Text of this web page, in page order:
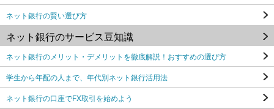
ネット銀行の賢い選び方
ネット銀行のサービス豆知識
ネット銀行のメリット・デメリットを徹底解説！おすすめの選び方
学生から年配の人まで、年代別ネット銀行活用法
ネット銀行の口座でFX取引を始めよう